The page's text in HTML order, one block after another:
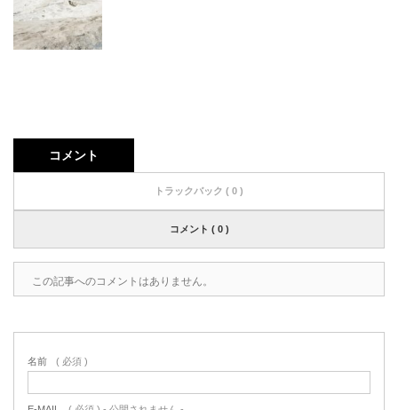
コメント
トラックバック ( 0 )
コメント ( 0 )
この記事へのコメントはありません。
名前 ( 必須 )